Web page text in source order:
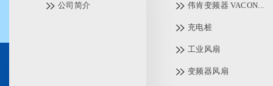
公司简介 伟肯变频器 VACON...
充电桩
工业风扇
变频器风扇